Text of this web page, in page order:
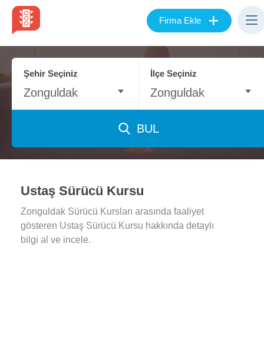
Firma Ekle +
Şehir Seçiniz
Zonguldak
İlçe Seçiniz
Zonguldak
BUL
Ustaş Sürücü Kursu
Zonguldak Sürücü Kursları arasında faaliyet
gösteren Ustaş Sürücü Kursu hakkında detaylı
bilgi al ve incele.